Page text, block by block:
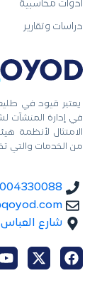
يعتبر قيود في
في إدارة المنشآت
الامتثال لأنظمة
من الخدمات والتي
شارع
أدوات محاسبية
دراسات وتقارير